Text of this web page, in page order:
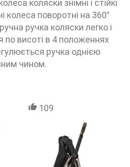
коляски знімні і стійкі
колеса поворотні на 360°
ручка коляски легко і
по висоті в 4 положеннях
ручка однією
чином.
109